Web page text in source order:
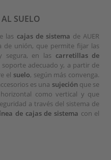
SUELO
las cajas de sistema de AUER
de unión, que permite fijar las
segura, en las carretillas de
soporte adecuado y, a partir de
el suelo, según más convenga.
es una sujeción que se
como vertical y que
a través del sistema de
de cajas de sistema con el